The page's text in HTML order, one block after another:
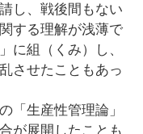
し、戦後間もない
する理解が浅薄で
に組（くみ）し、
させたこともあっ
「生産性管理論」
が展開したことも